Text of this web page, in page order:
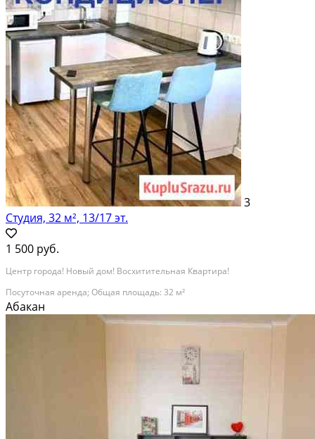
3
Студия, 32 м², 13/17 эт.
1 500 руб.
Центр города! Новый дом! Восхитительная Квартира!
Посуточная аренда; Общая площадь: 32 м²
Абакан